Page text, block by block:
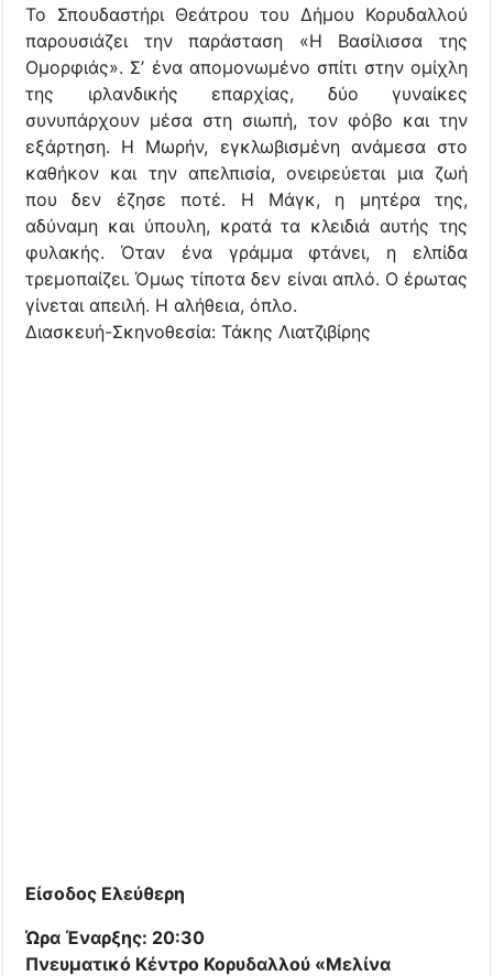
Το Σπουδαστήρι Θεάτρου του Δήμου Κορυδαλλού
παρουσιάζει την παράσταση «Η Βασίλισσα της
Ομορφιάς». Σ’ ένα απομονωμένο σπίτι στην ομίχλη
της ιρλανδικής επαρχίας, δύο γυναίκες
συνυπάρχουν μέσα στη σιωπή, τον φόβο και την
εξάρτηση. Η Μωρήν, εγκλωβισμένη ανάμεσα στο
καθήκον και την απελπισία, ονειρεύεται μια ζωή
που δεν έζησε ποτέ. Η Μάγκ, η μητέρα της,
αδύναμη και ύπουλη, κρατά τα κλειδιά αυτής της
φυλακής. Όταν ένα γράμμα φτάνει, η ελπίδα
τρεμοπαίζει. Όμως τίποτα δεν είναι απλό. Ο έρωτας
γίνεται απειλή. Η αλήθεια, όπλο.
Διασκευή-Σκηνοθεσία: Τάκης Λιατζιβίρης
Είσοδος Ελεύθερη
Ώρα Έναρξης: 20:30
Πνευματικό Κέντρο Κορυδαλλού «Μελίνα